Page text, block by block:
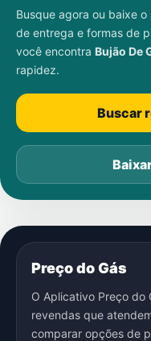
Busque agora ou baixe
de entrega e formas de
você encontra Bujão De
rapidez.
Buscar
Preço do Gás
O Aplicativo Preço do
revendas que
comparar opções de